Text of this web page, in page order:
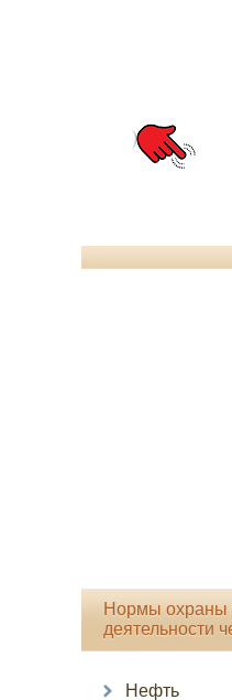
Нормы охраны
деятельности
Нефть